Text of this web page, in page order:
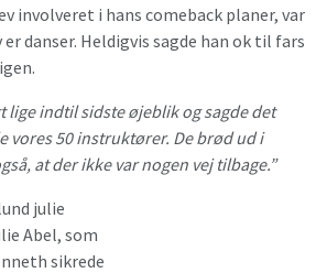
involveret i hans comeback planer, var
danser. Heldigvis sagde han ok til fars
lige indtil sidste øjeblik og sagde det
vores 50 instruktører. De brød ud i
at der ikke var nogen vej tilbage.”
Abel, som
sikrede